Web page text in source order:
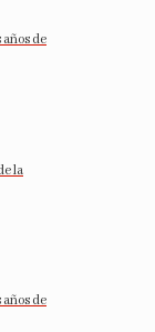
de
la
de